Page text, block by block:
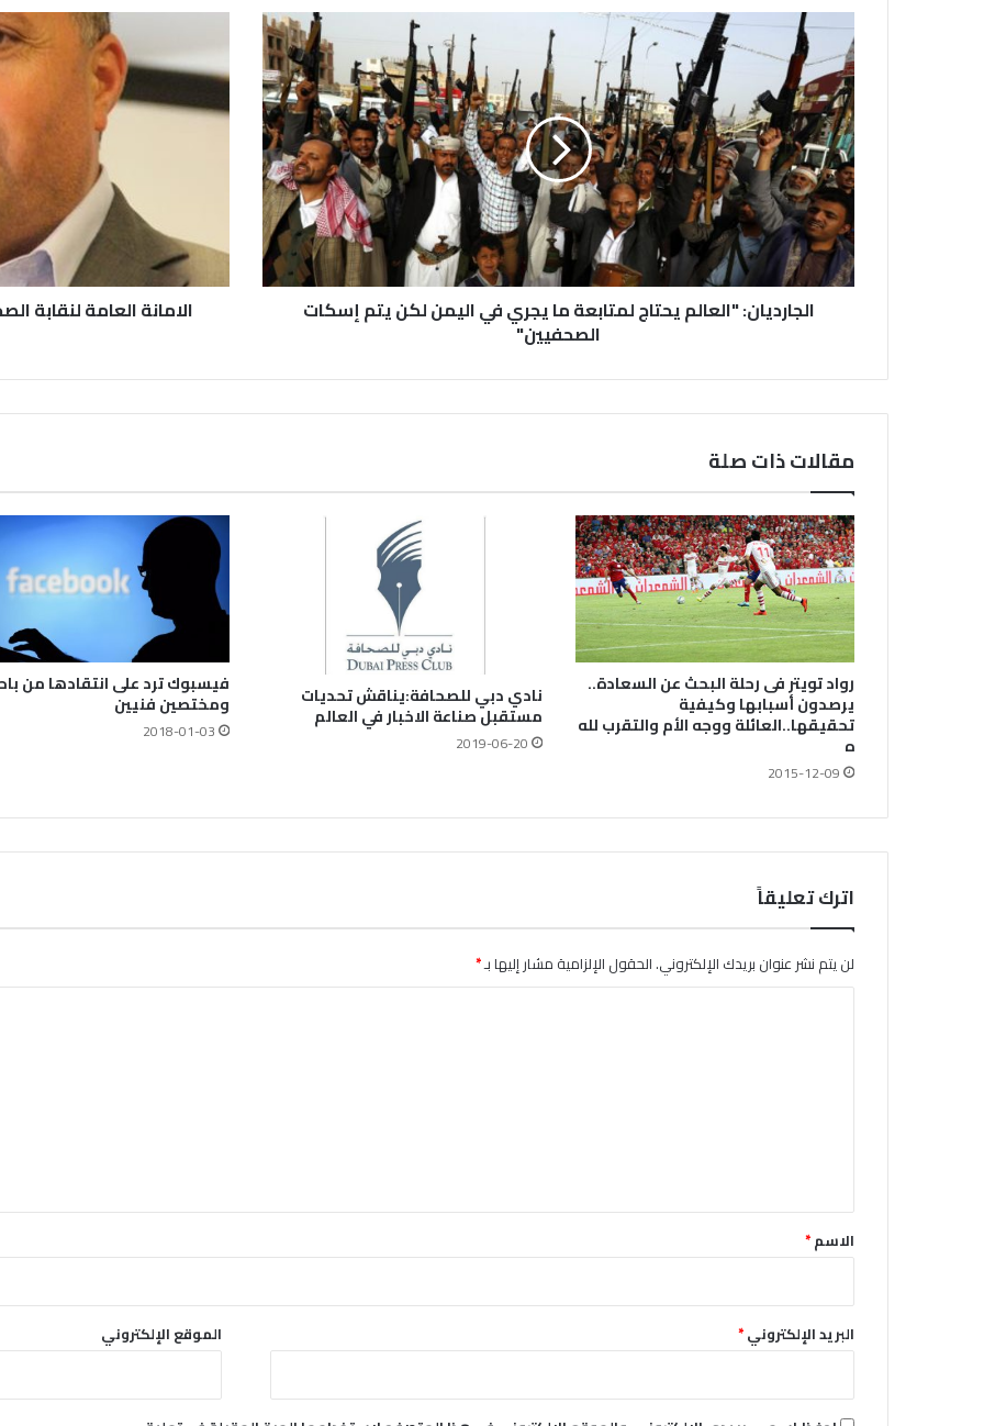
الجارديان: "العالم يحتاج لمتابعة ما يجري في اليمن لكن يتم إسكات
الصحفيين"
الامانة العامة لنقابة
مقالات ذات صلة
رواد تويتر فى رحلة البحث عن السعادة..
يرصدون أسبابها وكيفية
تحقيقها..العائلة ووجه الأم والتقرب لله
ه
2015-12-09
نادي دبي للصحافة:يناقش تحديات
مستقبل صناعة الاخبار في العالم
2019-06-20
فيسبوك ترد على انتقادها من
ومختصين فنيين
2018-01-03
اترك تعليقاً
لن يتم نشر عنوان بريدك الإلكتروني.الحقول الإلزامية مشار إليها بـ*
*الاسم*
البريد الإلكتروني* الموقع الإلكتروني